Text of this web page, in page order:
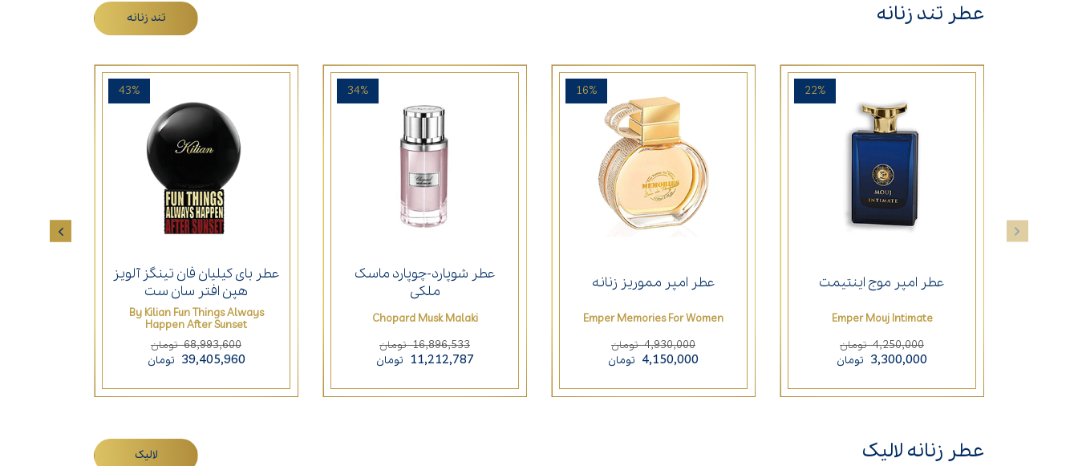
عطر تند زنانه تند زنانه
22%
عطر امپر موج اینتیمت
Emper Mouj Intimate
4,250,000 تومان
3,300,000 تومان
16%
عطر امپر مموریز زنانه
Emper Memories For Women
4,930,000 تومان
4,150,000 تومان
34%
عطر شوپارد-چوپارد ماسک
ملکی
Chopard Musk Malaki
16,896,533 تومان
11,212,787 تومان
43%
عطر بای کیلیان فان تینگز آلویز
هپن افتر سان ست
By Kilian Fun Things Always
Happen After Sunset
68,993,600 تومان
39,405,960 تومان
عطر زنانه لالیک لالیک